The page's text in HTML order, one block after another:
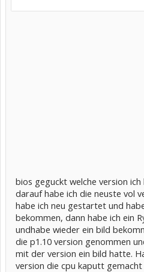
bios geguckt welche version
darauf habe ich die neuste vol
habe ich neu gestartet und
bekommen, dann habe ich ein
undhabe wieder ein bild
die p1.10 version genommen
mit der version ein bild hatte.
version die cpu kaputt gemacht